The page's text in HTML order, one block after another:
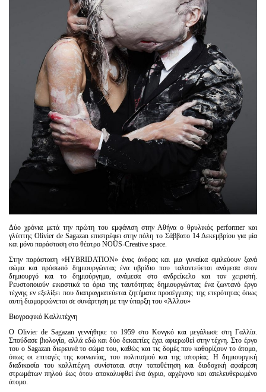
Δύο χρόνια μετά την πρώτη του εμφάνιση στην Αθήνα ο θρυλικός performer και
γλύπτης Olivier de Sagazan επιστρέφει στην πόλη το Σάββατο 14 Δεκεμβρίου για μία
και μόνο παράσταση στο θέατρο NOŪS-Creative space.
Στην παράσταση «HYBRIDATION» ένας άνδρας και μια γυναίκα σμιλεύουν ξανά
σώμα και πρόσωπό δημιουργώντας ένα υβρίδιο που ταλαντεύεται ανάμεσα στον
δημιουργό και το δημιούργημα, ανάμεσα στο ανδρείκελο και τον χειριστή.
Ρευστοποιούν εικαστικά τα όρια της ταυτότητας δημιουργώντας ένα ζωντανό έργο
τέχνης εν εξελίξει που διαπραγματεύεται ζητήματα προσέγγισης της ετερότητας όπως
αυτή διαμορφώνεται σε συνάρτηση με την ύπαρξη του «Άλλου»
Βιογραφικό Καλλιτέχνη
Ο Olivier de Sagazan γεννήθηκε το 1959 στο Κονγκό και μεγάλωσε στη Γαλλία.
Σπούδασε βιολογία, αλλά εδώ και δύο δεκαετίες έχει αφιερωθεί στην τέχνη. Στο έργο
του ο Sagazan διερευνά το σώμα του, καθώς και τις δομές που καθορίζουν το άτομο,
όπως οι επιταγές της κοινωνίας, του πολιτισμού και της ιστορίας. Η δημιουργική
διαδικασία του καλλιτέχνη συνίσταται στην τοποθέτηση και διαδοχική αφαίρεση
στρωμάτων πηλού έως ότου αποκαλυφθεί ένα άγριο, αρχέγονο και απελευθερωμένο
άτομο.